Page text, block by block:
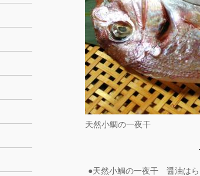
天然小鯛の一夜干
●天然小鯛の一夜干 醤油